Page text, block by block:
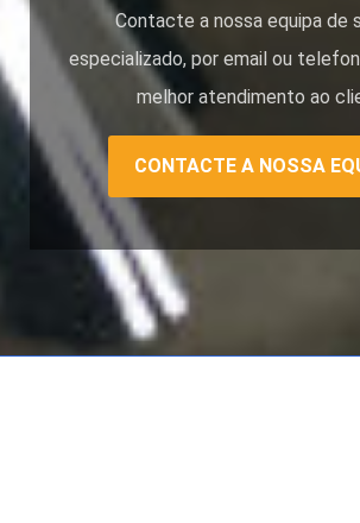
Contacte a nossa equipa de
especializado, por email ou
melhor atendimento ao
CONTACTE A NOSSA